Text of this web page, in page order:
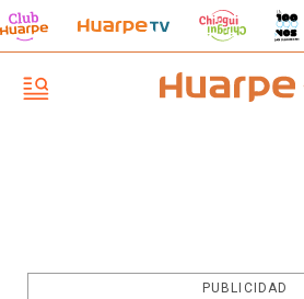
PUBLICIDAD